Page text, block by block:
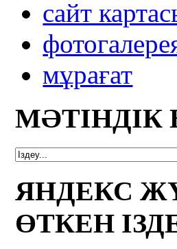
сайт
мұрағат
МӘТІНДІК
ЯНДЕКС
ӨТКЕН